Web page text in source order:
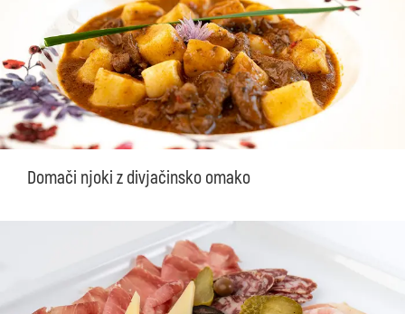
Domači njoki z divjačinsko omako